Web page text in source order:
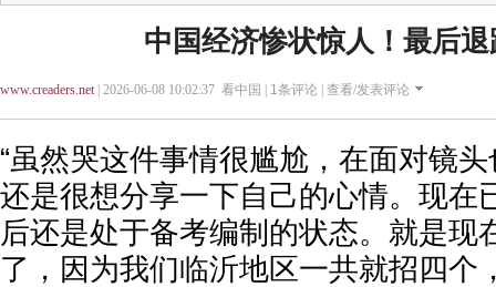
中国经济惨状惊人！最后
www.creaders.net| 2026-06-08 10:02:37 看中国 | 1条评论 | 查看/发表评论
“虽然哭这件事情很尴尬，在面对镜
还是很想分享一下自己的心情。现在
后还是处于备考编制的状态。就是现
了，因为我们临沂地区一共就招四个